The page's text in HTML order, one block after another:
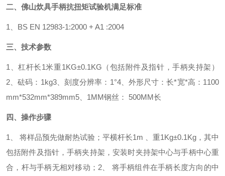
二、 佛山炊具手柄抗扭矩试验机满足标准
1、BS EN 12983-1:2000 + A1 :2004
三、技术参数
1、杠杆长1米重1KG±0.1KG（包括附件及指针，手柄夹持架）
2、砝码：1kg3、刻度分辨率：1°4、外形尺寸：长*宽*高：1100
mm*532mm*389mm5、1MM钢丝： 500MM长
四、操作步骤
1、 将样品预先做耐热试验；平横杆长1m 、重1Kg±0.1Kg，其中
包括附件及指针，手柄夹持架，安装时夹持架中心与手柄中心重
合，杆与手柄无相对移动； 2、 将手柄组件在手柄长度方向的中